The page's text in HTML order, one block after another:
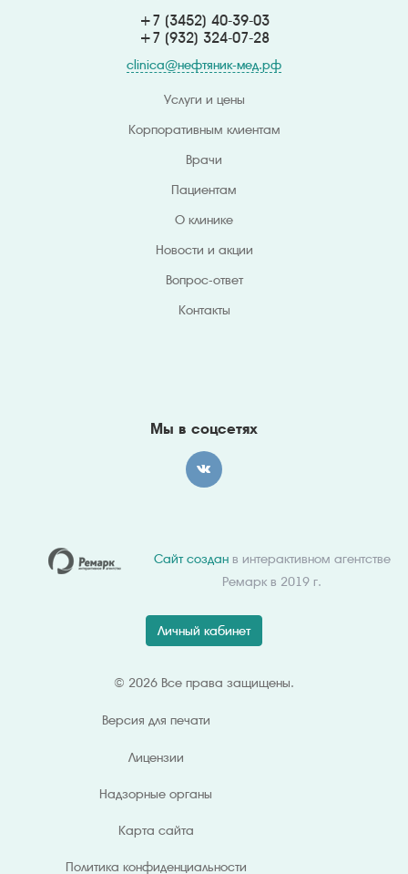
+7 (3452) 40-39-03
+7 (932) 324-07-28
clinica@нефтяник-мед.рф
Услуги и цены
Корпоративным клиентам
Врачи
Пациентам
О клинике
Новости и акции
Вопрос-ответ
Контакты
Мы в соцсетях
Сайт созданв интерактивном агентстве
Ремарк в 2019 г.
© 2026 Все права защищены.
Версия для печати
Лицензии
Надзорные органы
Карта сайта
Политика конфиденциальности
Личный кабинет